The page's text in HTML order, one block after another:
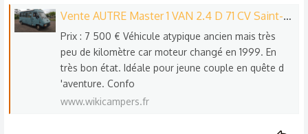
Vente AUTRE Master 1 VAN 2.4 D 71 CV Saint-Bonnet-des-Quarts, Auvergne-Rhône-Alpes (42) - Wikicampers
Prix : 7 500 € Véhicule atypique ancien mais très
peu de kilomètre car moteur changé en 1999. En
très bon état. Idéale pour jeune couple en quête d
'aventure. Confo
www.wikicampers.fr